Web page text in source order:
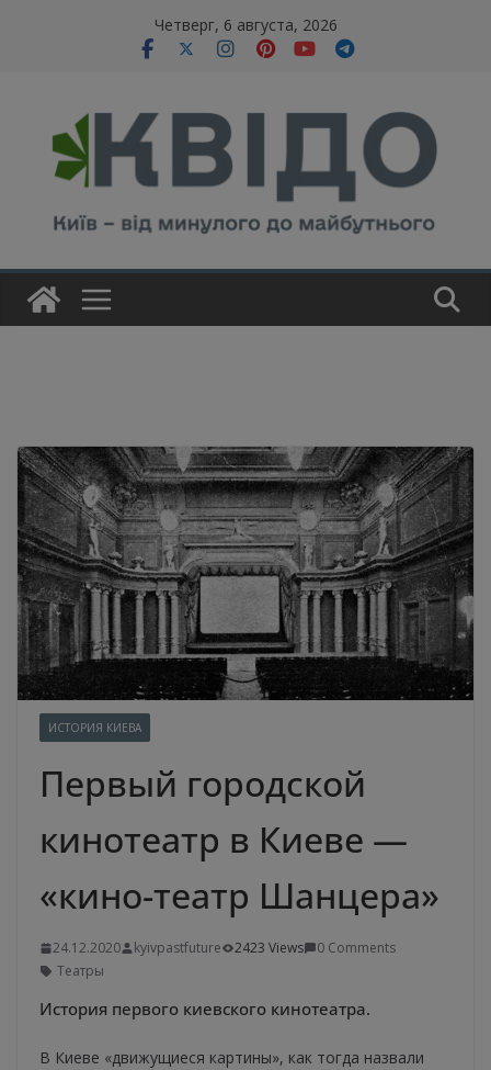
Четверг, 6 августа, 2026
ИСТОРИЯ КИЕВА
Первый городской
кинотеатр в Киеве —
«кино-театр Шанцера»
24.12.2020 kyivpastfuture 2423 Views
0 Comments
Театры
История первого киевского кинотеатра.
В Киеве «движущиеся картины», как тогда назвали
modal-check